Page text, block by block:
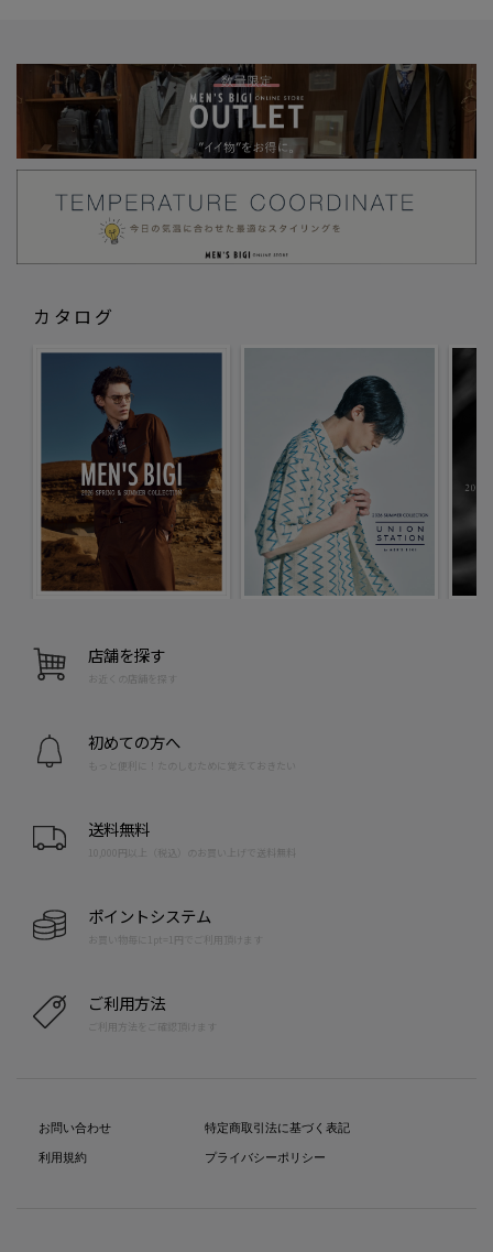
カタログ
店舗を探す
お近くの店舗を探す
初めての方へ
もっと便利に！たのしむために覚えておきたい
送料無料
10,000円以上（税込）のお買い上げで送料無料
ポイントシステム
お買い物毎に1pt=1円でご利用頂けます
ご利用方法
ご利用方法をご確認頂けます
お問い合わせ
利用規約
特定商取引法に基づく表記
プライバシーポリシー